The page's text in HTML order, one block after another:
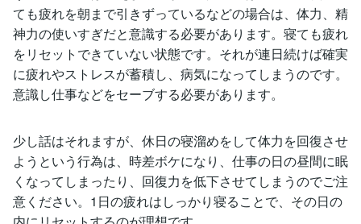
ても疲れを朝まで引きずっているなどの場合は、体力、精
神力の使いすぎだと意識する必要があります。寝ても疲れ
をリセットできていない状態です。それが連日続けば確実
に疲れやストレスが蓄積し、病気になってしまうのです。
意識し仕事などをセーブする必要があります。
少し話はそれますが、休日の寝溜めをして体力を回復させ
ようという行為は、時差ボケになり、仕事の日の昼間に眠
くなってしまったり、回復力を低下させてしまうのでご注
意ください。1日の疲れはしっかり寝ることで、その日の